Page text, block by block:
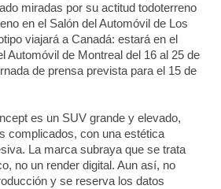
miradas por su actitud todoterreno
en el Salón del Automóvil de Los
viajará a Canadá: estará en el
Automóvil de Montreal del 16 al 25 de
de prensa prevista para el 15 de
es un SUV grande y elevado,
complicados, con una estética
La marca subraya que se trata
no un render digital. Aun así, no
y se reserva los datos